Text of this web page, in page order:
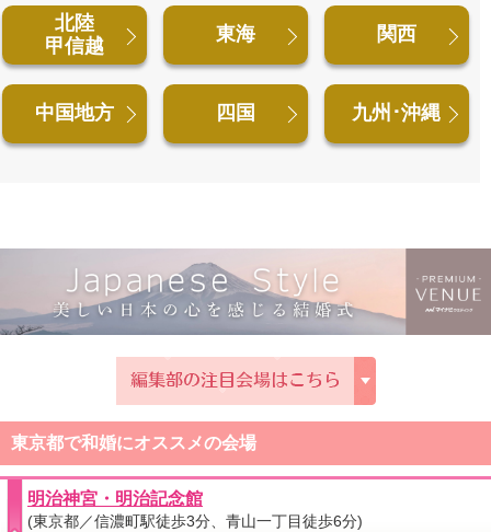
北陸
甲信越
東海 関西
中国地方 四国 九州･沖縄
東京都で和婚にオススメの会場
明治神宮・明治記念館
(東京都／信濃町駅徒歩3分、青山一丁目徒歩6分)